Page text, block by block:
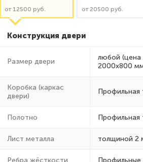
от 12500 руб. от 20500 руб.
Конструкция двери
Размер двери
любой (цена
2000x800
Коробка (каркас
двери)
Профильная
Полотно Профильная
Лист металла толщиной 2
Ребра жёсткости